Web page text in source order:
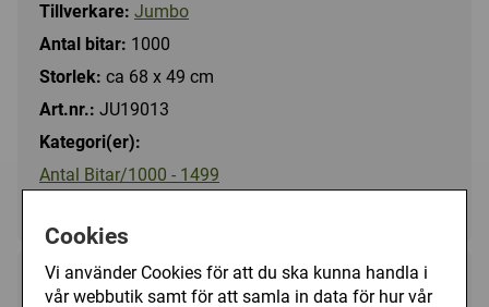
Cookies
Vi använder Cookies för att du ska kunna handla i
vår webbutik samt för att samla in data för hur vår
Tillverkare: Jumbo
Antal bitar: 1000
Storlek: ca 68 x 49 cm
Art.nr.: JU19013
Kategori(er):
Antal Bitar/1000 - 1499
149 kr